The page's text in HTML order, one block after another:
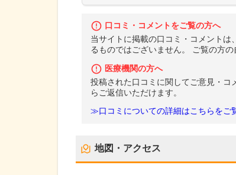
口コミ・コメントをご覧の方へ
当サイトに掲載の口コミ・コメント
るものではございません。 ご覧の方
医療機関の方へ
投稿された口コミに関してご意見・
らご返信いただけます。
≫口コミについての詳細はこちらをご
地図・アクセス